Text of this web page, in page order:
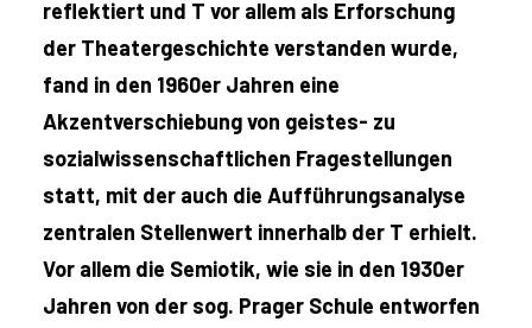
reflektiert und T vor allem als Erforschung
der Theatergeschichte verstanden wurde,
fand in den 1960er Jahren eine
Akzentverschiebung von geistes- zu
sozialwissenschaftlichen Fragestellungen
statt, mit der auch die Aufführungsanalyse
zentralen Stellenwert innerhalb der T erhielt.
Vor allem die Semiotik, wie sie in den 1930er
Jahren von der sog. Prager Schule entworfen